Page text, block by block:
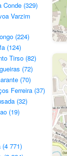
Conde (329)
Varzim
(224)
(124)
Tirso (82)
(72)
(70)
Ferreira (37)
(32)
(19)
(4 771)